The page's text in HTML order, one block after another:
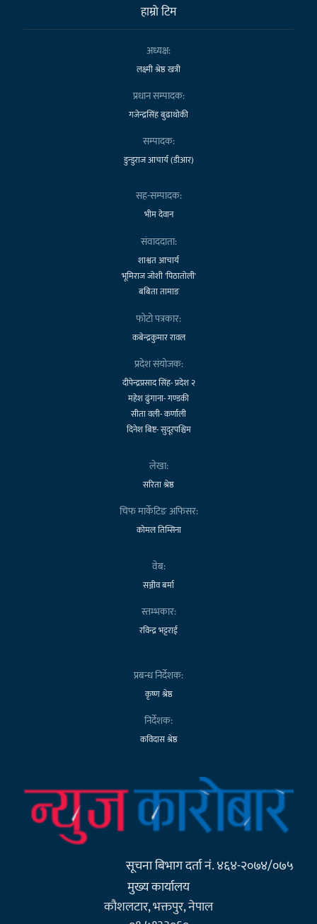
हाम्राे टिम
अध्यक्ष:
लक्ष्मी श्रेष्ठ खत्री
प्रधान सम्पादक:
गजेन्द्रसिंह बुढाथोकी
सम्पादक:
डुन्डुराज आचार्य (डीआर)
सह-सम्पादक:
भीम देवान
संवाददाता:
शाश्वत आचार्य
भूमिराज जोशी 'पिठातोली'
बबिता तामाङ
फोटो पत्रकार:
कबेन्द्रकुमार रावल
प्रदेश संयोजक:
दीपेन्द्रप्रसाद सिंह- प्रदेश २
महेश ढुंगाना- गण्डकी
सीता वली- कर्णाली
दिनेश बिष्ट- सुदूरपश्चिम
लेखा:
सरिता श्रेष्ठ
चिफ मार्केटिङ अफिसर:
कोमल तिम्सिना
वेब:
सञ्जीव बर्मा
स्तम्भकार:
रविन्द्र भट्टराई
प्रबन्ध निर्देशक:
कृष्ण श्रेष्ठ
निर्देशक:
कविदास श्रेष्ठ
सूचना बिभाग दर्ता नं. ४६४-२०७४/०७५
मुख्य कार्यालय
कौशलटार, भक्तपुर, नेपाल